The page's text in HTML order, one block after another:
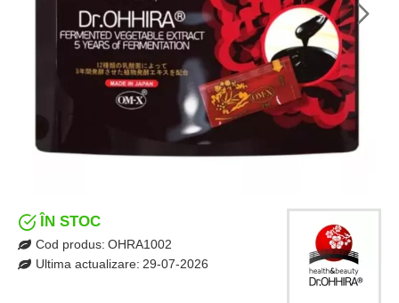
ÎN STOC
Cod produs: OHRA1002
Ultima actualizare: 29-07-2026